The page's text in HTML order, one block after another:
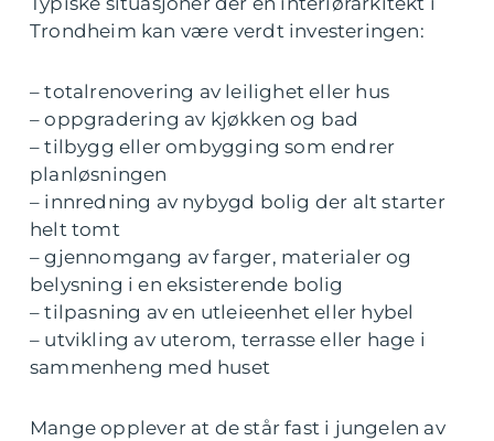
Trondheim kan være verdt investeringen:
– totalrenovering av leilighet eller hus
– oppgradering av kjøkken og bad
– tilbygg eller ombygging som endrer
planløsningen
– innredning av nybygd bolig der alt starter
helt tomt
– gjennomgang av farger, materialer og
belysning i en eksisterende bolig
– tilpasning av en utleieenhet eller hybel
– utvikling av uterom, terrasse eller hage i
sammenheng med huset
Mange opplever at de står fast i jungelen av